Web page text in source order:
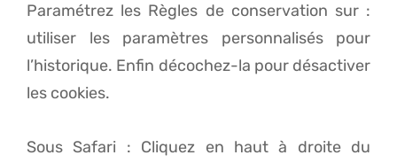
Paramétrez les Règles de conservation sur :
utiliser les paramètres personnalisés pour
l’historique. Enfin décochez-la pour désactiver
les cookies.
Sous Safari : Cliquez en haut à droite du